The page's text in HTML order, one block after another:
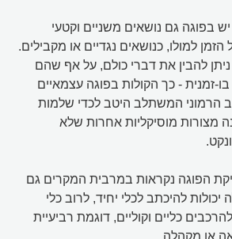
בפוגה גם נושאים משניים וקטעי
למולו, כנושאים נגדיים או מקבילים.
להבין את דברי כולם, על אף שהם
זמנית - כך הקולות בפוגה עצמאיים
הרמוני המשתלב היטב לכדי שלמות
מצורות מוסיקליות אחרות שלא
הפוגה נקראות במרבית המקרים גם
יכולות להיכתב לכלי יחיד, לרוב כלי
כליים וקוליים, דוגמת רביעיית
או מקהלה.